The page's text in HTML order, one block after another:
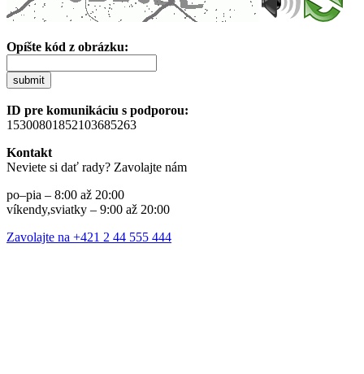
Opíšte kód z obrázku:
submit
ID pre komunikáciu s podporou:
15300801852103685263
Kontakt
Neviete si dať rady? Zavolajte nám
po–pia – 8:00 až 20:00
víkendy,sviatky – 9:00 až 20:00
Zavolajte na +421 2 44 555 444